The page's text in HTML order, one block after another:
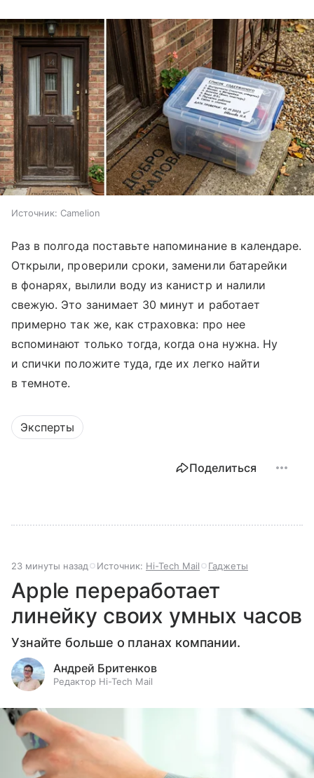
Источник: Camelion
Раз в полгода поставьте напоминание в календаре.
Открыли, проверили сроки, заменили батарейки
в фонарях, вылили воду из канистр и налили
свежую. Это занимает 30 минут и работает
примерно так же, как страховка: про нее
вспоминают только тогда, когда она нужна. Ну
и спички положите туда, где их легко найти
в темноте.
Эксперты
Поделиться
23 минуты назад Источник: Hi-Tech Mail Гаджеты
Apple переработает
линейку своих умных часов
Узнайте больше о планах компании.
Андрей Бритенков
Редактор Hi-Tech Mail